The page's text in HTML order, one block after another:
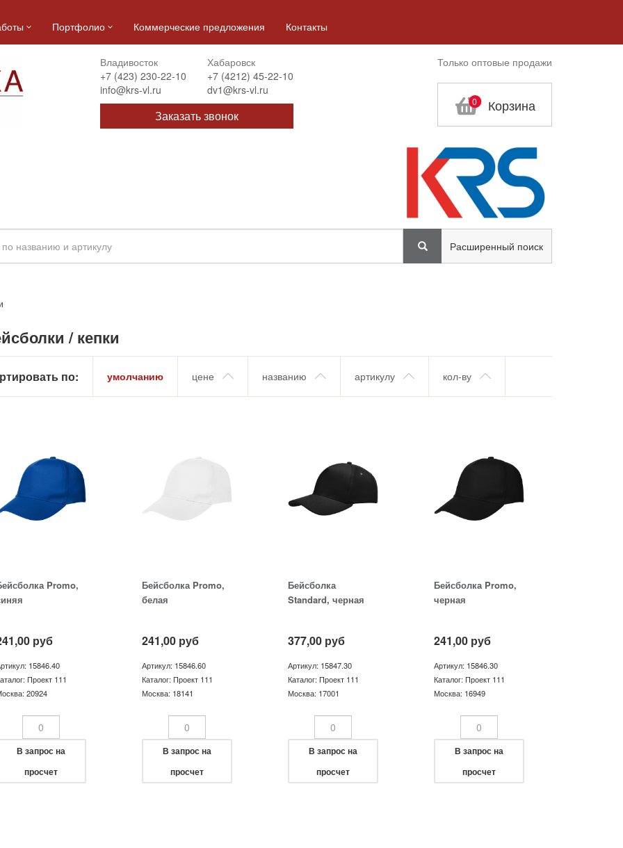
Портфолио Коммерческие предложения Контакты
Владивосток
+7 (423) 230-22-10
info@krs-vl.ru
Хабаровск
+7 (4212) 45-22-10
dv1@krs-vl.ru
Заказать звонок
Только оптовые продажи
0
Расширенный поиск
/ кепки
по: умолчанию цене названию артикулу кол-ву
Promo,
руб
15846.40
Проект 111
20924
В запрос на
просчет
Бейсболка Promo,
белая
241,00 руб
Артикул: 15846.60
Каталог: Проект 111
Москва: 18141
В запрос на
просчет
Бейсболка
Standard, черная
377,00 руб
Артикул: 15847.30
Каталог: Проект 111
Москва: 17001
В запрос на
просчет
Бейсболка Promo,
черная
241,00 руб
Артикул: 15846.30
Каталог: Проект 111
Москва: 16949
В запрос на
просчет